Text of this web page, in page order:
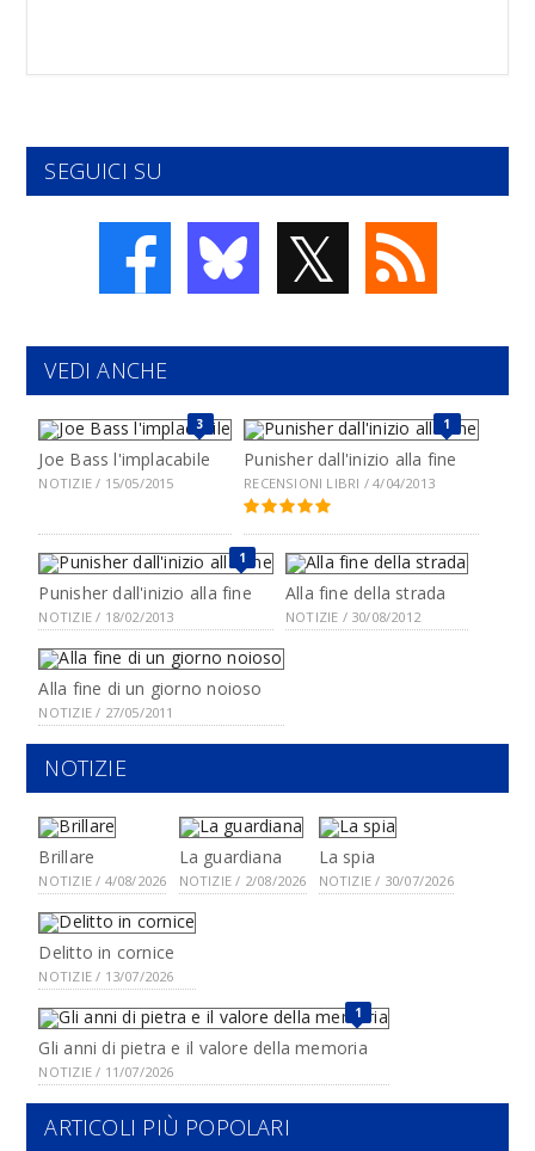
SEGUICI SU
𝕏
VEDI ANCHE
3
Joe Bass l'implacabile
NOTIZIE / 15/05/2015
1
Punisher dall'inizio alla fine
RECENSIONI LIBRI / 4/04/2013
1
Punisher dall'inizio alla fine
NOTIZIE / 18/02/2013
Alla fine della strada
NOTIZIE / 30/08/2012
Alla fine di un giorno noioso
NOTIZIE / 27/05/2011
NOTIZIE
Brillare
NOTIZIE / 4/08/2026
La guardiana
NOTIZIE / 2/08/2026
La spia
NOTIZIE / 30/07/2026
Delitto in cornice
NOTIZIE / 13/07/2026
1
Gli anni di pietra e il valore della memoria
NOTIZIE / 11/07/2026
ARTICOLI PIÙ POPOLARI